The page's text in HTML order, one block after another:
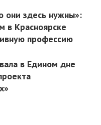
они здесь нужны»:
в Красноярске
профессию
в Едином дне